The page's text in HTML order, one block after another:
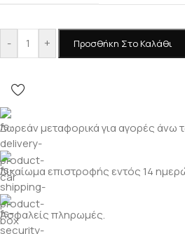
- + Προσθήκη Στο Καλάθι
Δωρεάν μεταφορικά για αγορές άνω
Δικαίωμα επιστροφής εντός 14
Ασφαλείς πληρωμές.